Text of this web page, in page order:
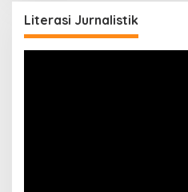
Literasi Jurnalistik